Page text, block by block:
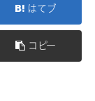
はてブ
コピー